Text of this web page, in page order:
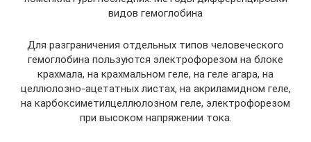
видов гемоглобина
Для разграничения отдельных типов человеческого
гемоглобина пользуются электрофорезом на блоке
крахмала, на крахмальном геле, на геле агара, на
целлюлозно-ацетатных листах, на акриламидном геле,
на карбоксиметилцеллюлозном геле, электрофорезом
при высоком напряжении тока.